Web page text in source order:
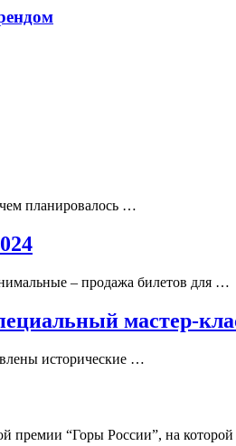
планировалось …
– продажа билетов для …
мастер-
исторические …
премии “Горы России”, на